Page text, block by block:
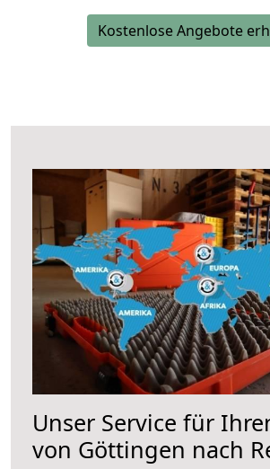
Kostenlose Angebote
Unser Service für
von Göttingen nach